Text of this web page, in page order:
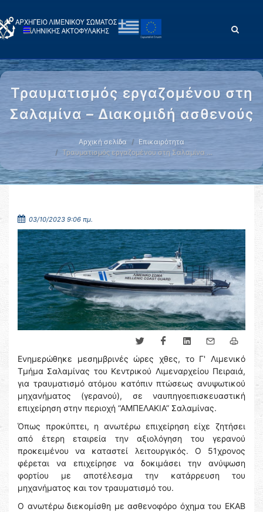
Τραυματισμός εργαζομένου στη
Σαλαμίνα – Διακομιδή ασθενούς
Αρχική σελίδα
Επικαιρότητα
Τραυματισμός εργαζομένου στη Σαλαμίνα …
03/10/2023 9:06 πμ.
Ενημερώθηκε μεσημβρινές ώρες χθες, το Γ' Λιμενικό
Τμήμα Σαλαμίνας του Κεντρικού Λιμεναρχείου Πειραιά,
για τραυματισμό ατόμου κατόπιν πτώσεως ανυψωτικού
μηχανήματος (γερανού), σε ναυπηγοεπισκευαστική
επιχείρηση στην περιοχή “ΑΜΠΕΛΑΚΙΑ” Σαλαμίνας.
Όπως προκύπτει, η ανωτέρω επιχείρηση είχε ζητήσει
από έτερη εταιρεία την αξιολόγηση του γερανού
προκειμένου να καταστεί λειτουργικός. Ο 51χρονος
φέρεται να επιχείρησε να δοκιμάσει την ανύψωση
φορτίου με αποτέλεσμα την κατάρρευση του
μηχανήματος και τον τραυματισμό του.
Ο ανωτέρω διεκομίσθη με ασθενοφόρο όχημα του ΕΚΑΒ